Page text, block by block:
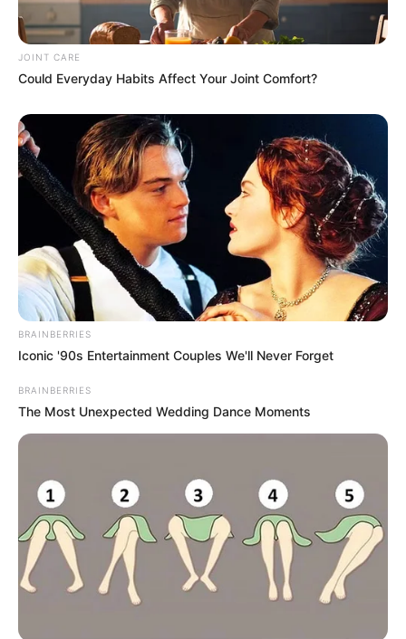
A Museum To Rihanna's Glory Could Soon Be
Opened
BRAINBERRIES
Too Hot For TV? These Scenes Slipped Through
Anyway
BRAINBERRIES
Guess Their Job — Most People Get It Wrong
BRAINBERRIES
JOINT CARE
Could Everyday Habits Affect Your Joint Comfort?
BRAINBERRIES
Iconic '90s Entertainment Couples We'll Never Forget
BRAINBERRIES
The Most Unexpected Wedding Dance Moments